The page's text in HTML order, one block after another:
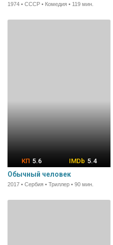
1974 • СССР • Комедия • 119 мин.
5.6 5.4
Обычный человек
2017 • Сербия • Триллер • 90 мин.